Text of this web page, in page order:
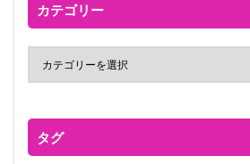
カテゴリー
タグ